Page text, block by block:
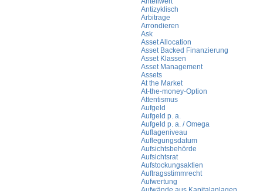
Antizyklisch
Arbitrage
Arrondieren
Ask
Asset Allocation
Asset Backed Finanzierung
Asset Klassen
Asset Management
Assets
At the Market
At-the-money-Option
Attentismus
Aufgeld
Aufgeld p. a.
Aufgeld p. a. / Omega
Auflageniveau
Auflegungsdatum
Aufsichtsbehörde
Aufsichtsrat
Aufstockungsaktien
Auftragsstimmrecht
Aufwertung